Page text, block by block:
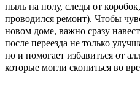
пыль на полу, следы от
проводился ремонт). Чтобы
новом доме, важно сразу
после переезда не только
но и помогает избавиться от
которые могли скопиться во